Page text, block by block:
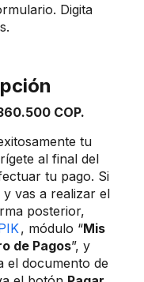
Digita
COP.
tu
al final del
tu pago. Si
vas a realizar el
posterior,
, módulo “Mis
de Pagos”, y
el documento de